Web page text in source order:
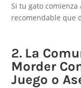
Si tu gato comienza
recomendable que
2. La
Morder
Juego o